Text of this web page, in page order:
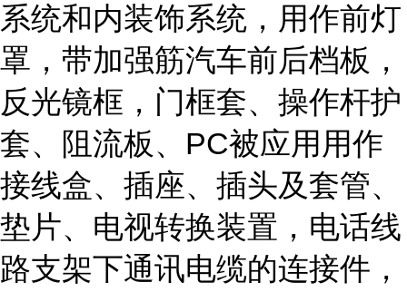
系统和内装饰系统，用作前灯
罩，带加强筋汽车前后档板，
反光镜框，门框套、操作杆护
套、阻流板、PC被应用用作
接线盒、插座、插头及套管、
垫片、电视转换装置，电话线
路支架下通讯电缆的连接件，